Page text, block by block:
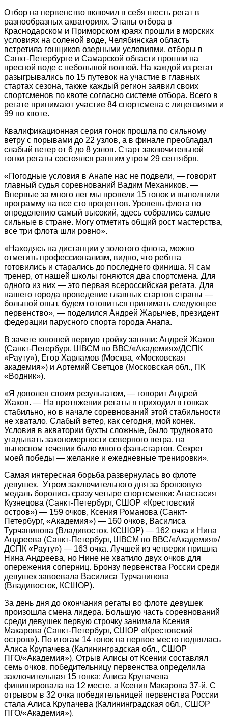
Отбор на первенство включил в себя шесть регат в
разнообразных акваториях. Этапы отбора в
Краснодарском и Приморском краях прошли в морских
условиях на соленой воде, Челябинская область
встретила гонщиков озерными условиями, отборы в
Санкт-Петербурге и Самарской области прошли на
пресной воде с небольшой волной. На каждой из регат
разыгрывались по 15 путевок на участие в главных
стартах сезона, также каждый регион заявил своих
спортсменов по квоте согласно системе отбора. Всего в
регате принимают участие 84 спортсмена с лицензиями и
99 по квоте.
Квалификационная серия гонок прошла по сильному
ветру с порывами до 22 узлов, а в финале преобладал
слабый ветер от 6 до 8 узлов. Старт заключительной
гонки регаты состоялся ранним утром 29 сентября.
«Погодные условия в Анапе нас не подвели, — говорит
главный судья соревнований Вадим Механиков. —
Впервые за много лет мы провели 15 гонок и выполнили
программу на все сто процентов. Уровень флота по
определению самый высокий, здесь собрались самые
сильные в стране. Могу отметить общий рост мастерства,
все три флота шли ровно».
«Находясь на дистанции у золотого флота, можно
отметить профессионализм, видно, что ребята
готовились и старались до последнего финиша. Я сам
тренер, от нашей школы гоняются два спортсмена. Для
одного из них — это первая всероссийская регата. Для
нашего города проведение главных стартов страны —
большой опыт, будем готовиться принимать следующее
первенство», — поделился Андрей Жарычев, президент
федерации парусного спорта города Анапа.
В зачете юношей первую тройку заняли: Андрей Жаков
(Санкт-Петербург, ШВСМ по ВВС/«Академия»/ДСПК
«Рауту»), Егор Харламов (Москва, «Московская
академия») и Артемий Светцов (Московская обл., ПК
«Водник»).
«Я доволен своим результатом, — говорит Андрей
Жаков. — На протяжении регаты я приходил в гонках
стабильно, но в начале соревнований этой стабильности
не хватало. Слабый ветер, как сегодня, мой конек.
Условия в акватории бухты сложные, было трудновато
угадывать закономерности северного ветра, на
выносном течении было много фальстартов. Секрет
моей победы — желание и ежедневные тренировки».
Самая интересная борьба развернулась во флоте
девушек. Утром заключительного дня за бронзовую
медаль боролись сразу четыре спортсменки: Анастасия
Кузнецова (Санкт-Петербург, СШОР «Крестовский
остров») — 159 очков, Ксения Романова (Санкт-
Петербург, «Академия») — 160 очков, Василиса
Турчанинова (Владивосток, КСШОР) — 162 очка и Нина
Андреева (Санкт-Петербург, ШВСМ по ВВС/«Академия»/
ДСПК «Рауту») — 163 очка. Лучшей из четверки пришла
Нина Андреева, но Нине не хватило двух очков для
опережения соперниц. Бронзу первенства России среди
девушек завоевала Василиса Турчанинова
(Владивосток, КСШОР).
За день дня до окончания регаты во флоте девушек
произошла смена лидера. Большую часть соревнований
среди девушек первую строчку занимала Ксения
Макарова (Санкт-Петербург, СШОР «Крестовский
остров»). По итогам 14 гонок на первое место поднялась
Алиса Крупачева (Калининградская обл., СШОР
ПГО/«Академия»). Отрыв Алисы от Ксении составлял
семь очков, победительницу первенства определила
заключительная 15 гонка: Алиса Крупачева
финишировала на 12 месте, а Ксения Макарова 37-й. С
отрывом в 32 очка победительницей первенства России
стала Алиса Крупачева (Калининградская обл., СШОР
ПГО/«Академия»).